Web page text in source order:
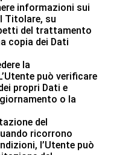
informazioni sui
Titolare, su
del trattamento
copia dei Dati
la
può verificare
propri Dati e
o la
del
ricorrono
l’Utente può